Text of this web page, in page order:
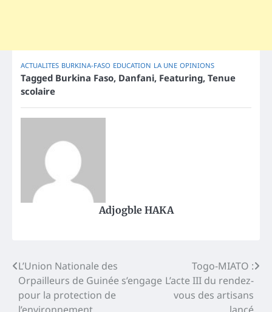
ACTUALITES BURKINA-FASO EDUCATION LA UNE OPINIONS
Tagged Burkina Faso, Danfani, Featuring, Tenue
scolaire
Adjogble HAKA
Post
navigation
L’Union Nationale des
Orpailleurs de Guinée s’engage
pour la protection de
Togo-MIATO :
L’acte III du rendez-
vous des artisans